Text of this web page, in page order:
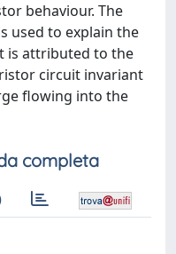
behaviour. The
used to explain the
is attributed to the
circuit invariant
flowing into the
completa